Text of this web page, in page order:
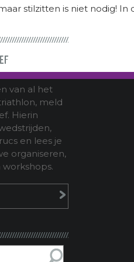
stilzitten is niet nodig!
van al het
meld
Hierin
en lees je
organiseren,